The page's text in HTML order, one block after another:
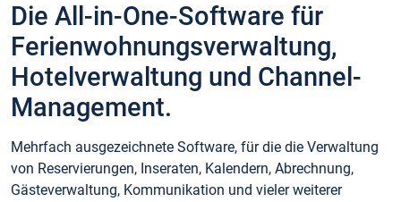
Die All-in-One-Software für
Ferienwohnungsverwaltung,
Hotelverwaltung und Channel-
Management.
Mehrfach ausgezeichnete Software, für die die Verwaltung
von Reservierungen, Inseraten, Kalendern, Abrechnung,
Gästeverwaltung, Kommunikation und vieler weiterer